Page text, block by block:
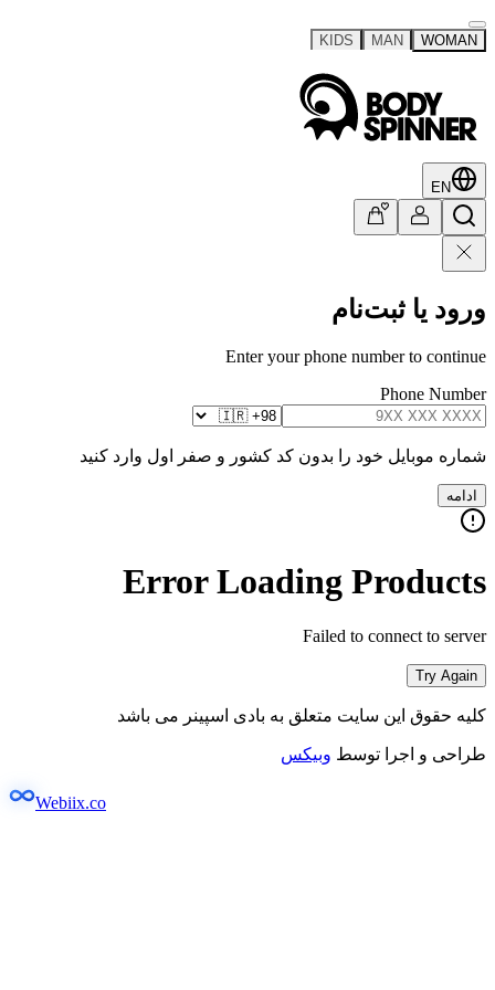
WOMAN
MAN
KIDS
EN
ورود یا ثبت‌نام
Enter your phone number to continue
Phone Number
شماره موبایل خود را بدون کد کشور و صفر اول وارد کنید
ادامه
Error Loading Products
Failed to connect to server
Try Again
کلیه حقوق این سایت متعلق به بادی اسپینر می باشد
طراحی و اجرا توسط وبیکس
Webiix.co